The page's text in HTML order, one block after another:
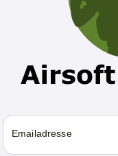
Emailadresse